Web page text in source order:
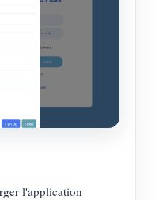
l'application